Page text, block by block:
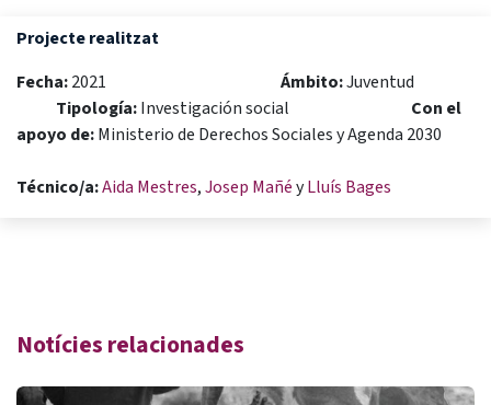
Projecte realitzat
Fecha:2021 Ámbito:Juventud
Tipología:Investigación social Con el
apoyo de:Ministerio de Derechos Sociales y Agenda 2030
Técnico/a:Aida Mestres,Josep MañéyLluís Bages
Notícies relacionades